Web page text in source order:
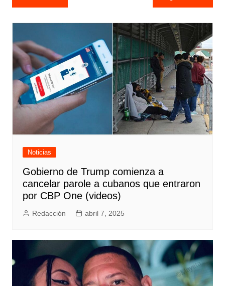
de
entradas
Noticias
Gobierno de Trump comienza a
cancelar parole a cubanos que entraron
por CBP One (videos)
Redacción abril 7, 2025